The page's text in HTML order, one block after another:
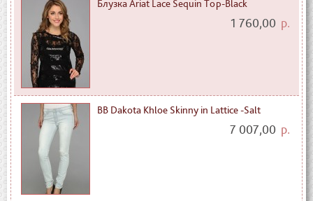
Блузка Ariat Lace Sequin Top-Black
1 760,00 р.
BB Dakota Khloe Skinny in Lattice -Salt
7 007,00 р.